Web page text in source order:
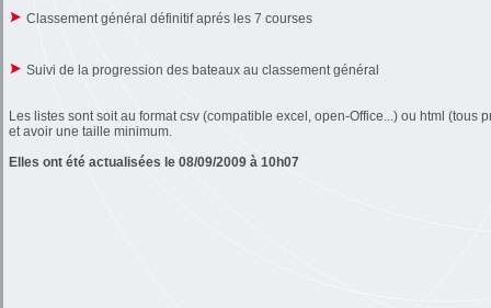
Classement général définitif aprés les 7 courses
Suivi de la progression des bateaux au classement général
Les listes sont soit au format csv (compatible excel, open-Office...) ou html
et avoir une taille minimum.
Elles ont été actualisées le 08/09/2009 à 10h07